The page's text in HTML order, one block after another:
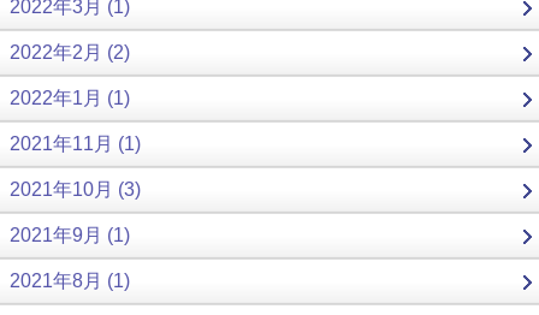
2022年3月 (1)
2022年2月 (2)
2022年1月 (1)
2021年11月 (1)
2021年10月 (3)
2021年9月 (1)
2021年8月 (1)